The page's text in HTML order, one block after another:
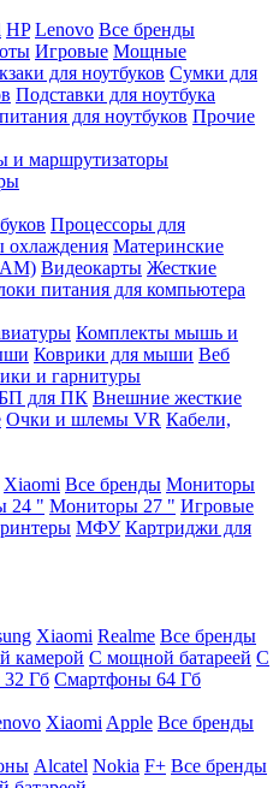
HP Lenovo Все бренды
Игровые Мощные
для ноутбуков Сумки для
Подставки для ноутбука
для ноутбуков Прочие
и маршрутизаторы
Процессоры для
охлаждения Материнские
Видеокарты Жесткие
питания для компьютера
Комплекты мышь и
Коврики для мыши Веб
и гарнитуры
для ПК Внешние жесткие
Очки и шлемы VR Кабели,
Xiaomi Все бренды Мониторы
24 " Мониторы 27 " Игровые
МФУ Картриджи для
Xiaomi Realme Все бренды
камерой С мощной батареей С
Гб Смартфоны 64 Гб
Xiaomi Apple Все бренды
Alcatel Nokia F+ Все бренды